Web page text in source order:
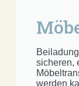
sicheren,
werden